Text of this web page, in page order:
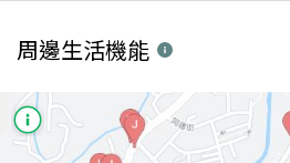
周邊生活機能